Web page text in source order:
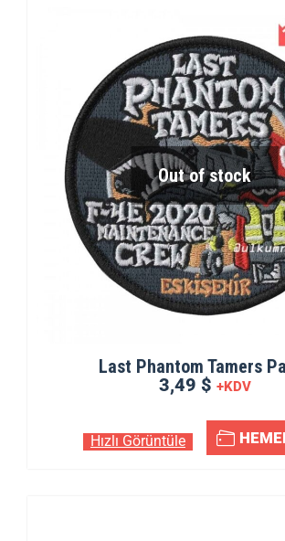
Out of stock
Last Phantom Tamers
3,49 $ +KDV
Hızlı Görüntüle